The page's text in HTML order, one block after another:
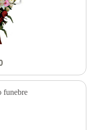
funebre